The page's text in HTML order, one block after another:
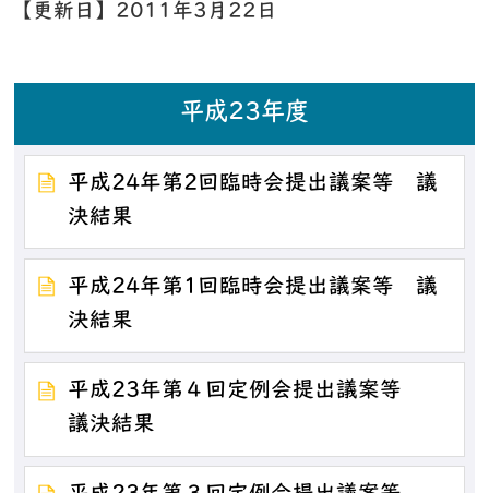
【更新日】 2011年3月22日
平成23年度
平成24年第2回臨時会提出議案等 議
決結果
平成24年第1回臨時会提出議案等 議
決結果
平成23年第４回定例会提出議案等
議決結果